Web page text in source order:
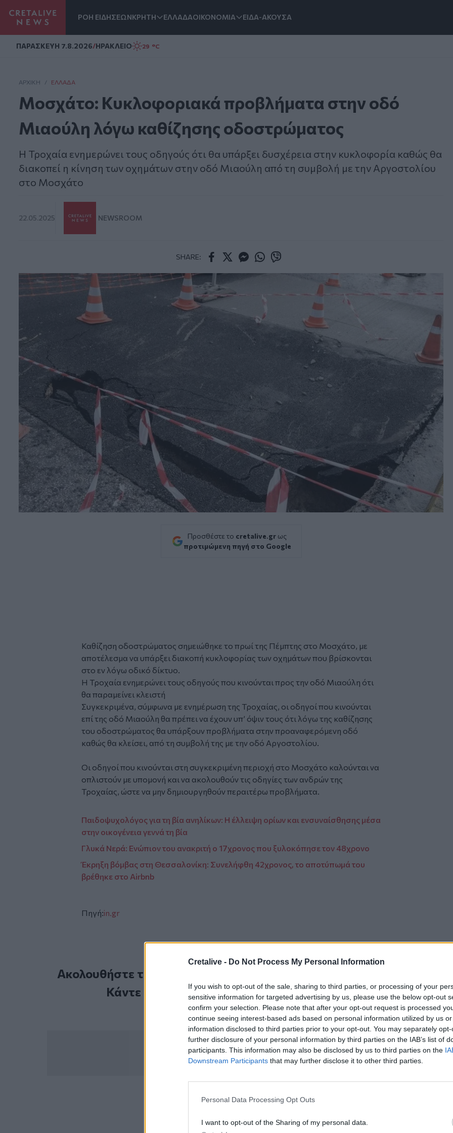
Cretalive - Do Not Process My Personal Information
If you wish to opt-out of the sale, sharing to third parties, or processing of your
sensitive information for targeted advertising by us, please use the below opt-out
confirm your selection. Please note that after your opt-out request is processed
continue seeing interest-based ads based on personal information utilized by us
information disclosed to third parties prior to your opt-out. You may separately
further disclosure of your personal information by third parties on the IAB’s list of
participants. This information may also be disclosed by us to third parties on the
Downstream Participants that may further disclose it to other third parties.
Personal Data Processing Opt Outs
I want to opt-out of the Sharing of my personal data.
ΡΟΗ ΕΙΔΗΣΕΩΝΚΡΗΤΗ ΕΛΛΑΔΑΟΙΚΟΝΟΜΙΑ ΕΙΔΑ-ΑΚΟΥΣΑ
ΠΑΡΑΣΚΕΥΗ 7.8.2026/ΗΡΑΚΛΕΙΟ 29 °C
ΑΡΧΙΚΗ / ΕΛΛΆΔΑ
Μοσχάτο: Κυκλοφοριακά προβλήματα στην οδό
Μιαούλη λόγω καθίζησης οδοστρώματος
Η Τροχαία ενημερώνει τους οδηγούς ότι θα υπάρξει δυσχέρεια στην κυκλοφορία καθώς θα
διακοπεί η κίνηση των οχημάτων στην οδό Μιαούλη από τη συμβολή με την Αργοστολίου
στο Μοσχάτο
22.05.2025 NEWSROOM
SHARE:
Προσθέστε το cretalive.gr ως
προτιμώμενη πηγή στο Google
Καθίζηση οδοστρώματος σημειώθηκε το πρωί της Πέμπτης στο Μοσχάτο, με
αποτέλεσμα να υπάρξει διακοπή κυκλοφορίας των οχημάτων που βρίσκονται
στο εν λόγω οδικό δίκτυο.
Η Τροχαία ενημερώνει τους οδηγούς που κινούνται προς την οδό Μιαούλη ότι
θα παραμείνει κλειστή
Συγκεκριμένα, σύμφωνα με ενημέρωση της Τροχαίας, οι οδηγοί που κινούνται
επί της οδό Μιαούλη θα πρέπει να έχουν υπ’ όψιν τους ότι λόγω της καθίζησης
του οδοστρώματος θα υπάρξουν προβλήματα στην προαναφερόμενη οδό
καθώς θα κλείσει, από τη συμβολή της με την οδό Αργοστολίου.
Οι οδηγοί που κινούνται στη συγκεκριμένη περιοχή στο Μοσχάτο καλούνται να
οπλιστούν με υπομονή και να ακολουθούν τις οδηγίες των ανδρών της
Τροχαίας, ώστε να μην δημιουργηθούν περαιτέρω προβλήματα.
Παιδοψυχολόγος για τη βία ανηλίκων: Η έλλειψη ορίων και ενσυναίσθησης μέσα
στην οικογένεια γεννά τη βία
Γλυκά Νερά: Ενώπιον του ανακριτή ο 17χρονος που ξυλοκόπησε τον 48χρονο
Έκρηξη βόμβας στη Θεσσαλονίκη: Συνελήφθη 42χρονος, το αποτύπωμά του
βρέθηκε στο Airbnb
Πηγή:in.gr
Ακολουθήστε το Cretalive στο
Κάντε εγγραφή στο κανάλι μας στοYouTube
ΣΧΕΤΙΚΆ TAGS